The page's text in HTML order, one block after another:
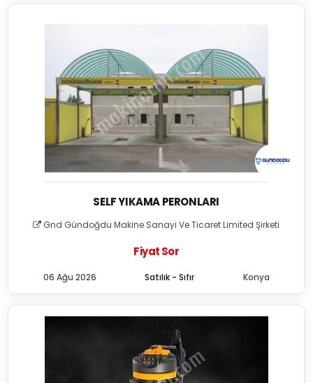
SELF YIKAMA PERONLARI
Gnd Gündoğdu Makine Sanayi Ve Ticaret Limited Şirketi
Fiyat Sor
Satılık - Sıfır
06 Ağu 2026 Konya